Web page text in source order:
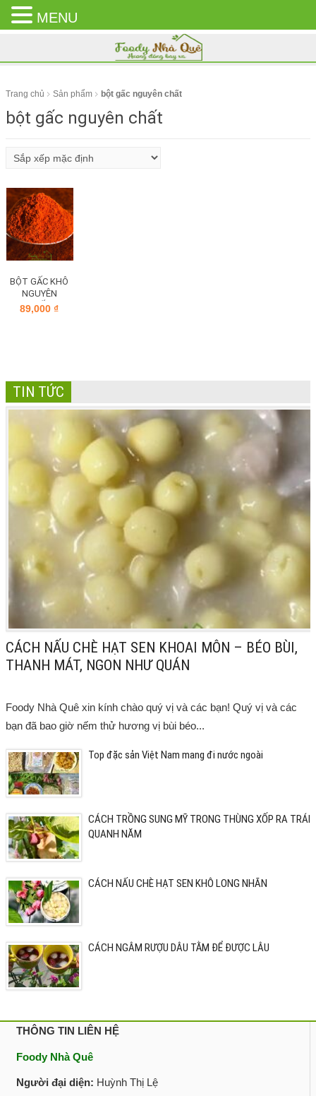
CLOSE
MENU
Trang chủ Sản phẩm bột gấc nguyên chất
bột gấc nguyên chất
BỘT GẤC KHÔ
NGUYÊN
CHẤT
89,000₫
TIN TỨC
CÁCH NẤU CHÈ HẠT SEN KHOAI MÔN – BÉO BÙI,
THANH MÁT, NGON NHƯ QUÁN
Foody Nhà Quê xin kính chào quý vị và các bạn! Quý vị và các
bạn đã bao giờ nếm thử hương vị bùi béo...
Top đặc sản Việt Nam mang đi nước ngoài
CÁCH TRỒNG SUNG MỸ TRONG THÙNG XỐP RA TRÁI
QUANH NĂM
CÁCH NẤU CHÈ HẠT SEN KHÔ LONG NHÃN
CÁCH NGÂM RƯỢU DÂU TẰM ĐỂ ĐƯỢC LÂU
THÔNG TIN LIÊN HỆ
Foody Nhà Quê
Người đại diện: Huỳnh Thị Lệ
MENU